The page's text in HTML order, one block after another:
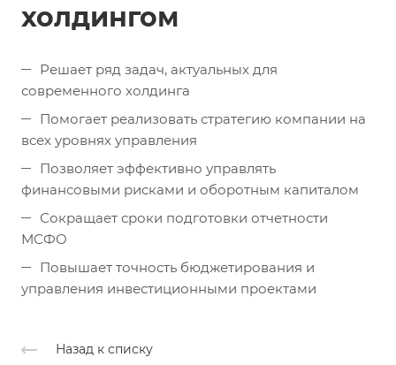
холдингом
Решает ряд задач, актуальных для
современного холдинга
Помогает реализовать стратегию компании на
всех уровнях управления
Позволяет эффективно управлять
финансовыми рисками и оборотным капиталом
Сокращает сроки подготовки отчетности
МСФО
Повышает точность бюджетирования и
управления инвестиционными проектами
Назад к списку